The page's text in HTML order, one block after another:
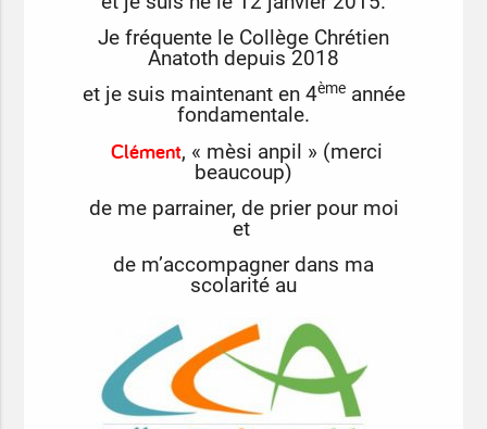
Je fréquente le Collège Chrétien
Anatoth depuis 2018
et je suis maintenant en 4èmeannée
fondamentale.
Clément, « mèsi anpil » (merci
beaucoup)
de me parrainer, de prier pour moi
et
de m’accompagner dans ma
scolarité au